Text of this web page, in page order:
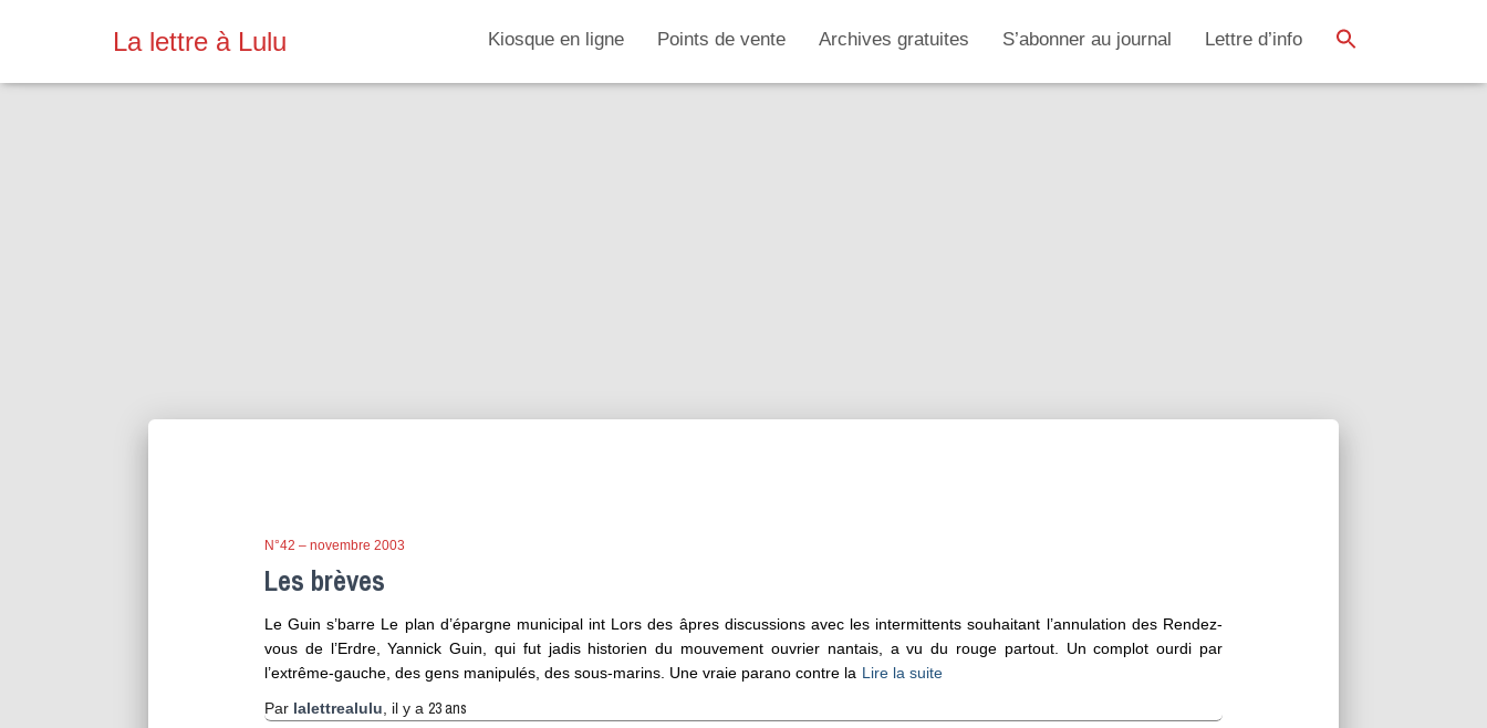
La lettre à Lulu Kiosque en ligne Points de vente Archives gratuites S’abonner au journal Lettre d’info
N°42 – novembre 2003
Les brèves
Le Guin s’barre Le plan d’épargne municipal int Lors des âpres discussions avec les intermittents souhaitant l’annulation des Rendez-
vous de l’Erdre, Yannick Guin, qui fut jadis historien du mouvement ouvrier nantais, a vu du rouge partout. Un complot ourdi par
l’extrême-gauche, des gens manipulés, des sous-marins. Une vraie parano contre la Lire la suite
Par lalettrealulu , il y a 23 ans